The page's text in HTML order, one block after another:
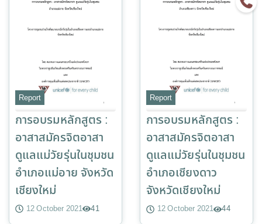
Report
การอบรมหลักสูตร :
อาสาสมัครจิตอาสา
ดูแลแม่วัยรุ่นในชุมชน
อำเภอแม่อาย จังหวัด
เชียงใหม่
12 October 2021 41
Report
การอบรมหลักสูตร :
อาสาสมัครจิตอาสา
ดูแลแม่วัยรุ่นในชุมชน
อำเภอเชียงดาว
จังหวัดเชียงใหม่
12 October 2021 44